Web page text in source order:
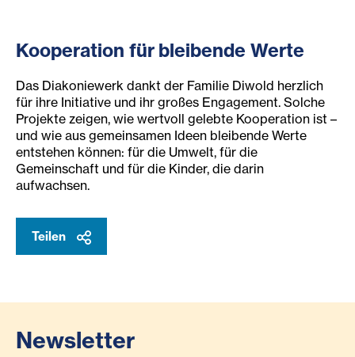
Kooperation für bleibende Werte
Das Diakoniewerk dankt der Familie Diwold herzlich
für ihre Initiative und ihr großes Engagement. Solche
Projekte zeigen, wie wertvoll gelebte Kooperation ist –
und wie aus gemeinsamen Ideen bleibende Werte
entstehen können: für die Umwelt, für die
Gemeinschaft und für die Kinder, die darin
aufwachsen.
Teilen
Newsletter